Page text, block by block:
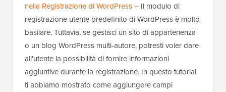
nella Registrazione di WordPress– Il modulo di
registrazione utente predefinito di WordPress è molto
basilare. Tuttavia, se gestisci un sito di appartenenza
o un blog WordPress multi-autore, potresti voler dare
all'utente la possibilità di fornire informazioni
aggiuntive durante la registrazione. In questo tutorial
ti abbiamo mostrato come aggiungere campi